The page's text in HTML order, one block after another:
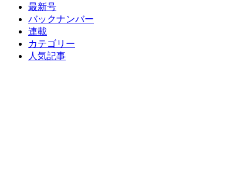
最新号
バックナンバー
連載
カテゴリー
人気記事